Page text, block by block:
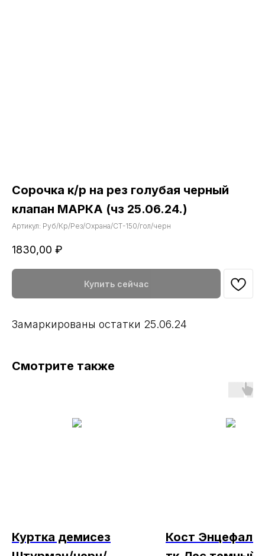
Сорочка к/р на рез голубая черный
клапан МАРКА (чз 25.06.24.)
Артикул: Руб/Кр/Рез/Охрана/СТ-150/гол/черн
1830,00 ₽
Купить сейчас
Замаркированы остатки 25.06.24
Смотрите также
Куртка демисез
Кост